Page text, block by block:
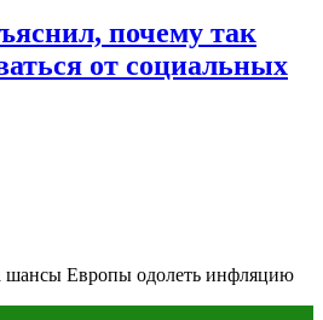
почему так
от социальных
шансы Европы одолеть инфляцию